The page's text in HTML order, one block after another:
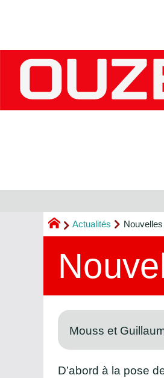
Actualités
Mouss et
D’abord à la pose